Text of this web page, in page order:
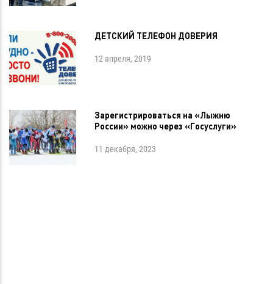
ДЕТСКИЙ ТЕЛЕФОН ДОВЕРИЯ
12 апреля, 2019
Зарегистрироваться на «Лыжню
России» можно через «Госуслуги»
11 декабря, 2023